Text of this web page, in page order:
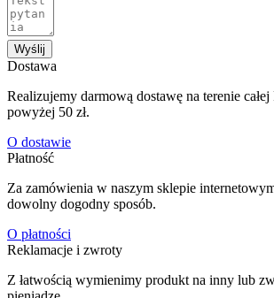
Wyślij
Dostawa
Realizujemy darmową dostawę na terenie
powyżej 50 zł.
O dostawie
Płatność
Za zamówienia w naszym sklepie
dowolny dogodny sposób.
O płatności
Reklamacje i zwroty
Z łatwością wymienimy produkt na inny lub